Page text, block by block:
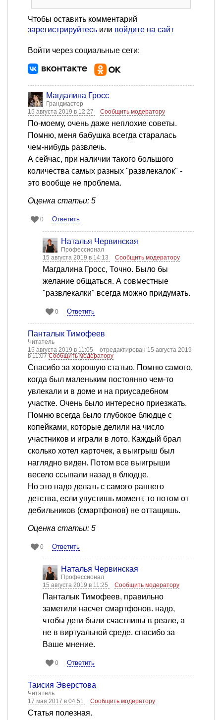
Чтобы оставить комментарий
зарегистрируйтесь или войдите на сайт
Войти через социальные сети:
Магдалина Гросс
Грандмастер
15 августа 2019 в 12:27
Сообщить модератору
По-моему, очень даже неплохие советы.
Помню, меня бабушка всегда старалась
чем-нибудь развлечь.
А сейчас, при наличии такого большого
количества самых разных "развлекалок" -
это вообще не проблема.
Оценка статьи: 5
0 Ответить
Наталья Червинская
Профессионал
15 августа 2019 в 14:13
Сообщить модератору
Магдалина Гросс, Точно. Было бы
желание общаться. А совместные
"развлекалки" всегда можно придумать.
0 Ответить
Панталык Тимофеев
Читатель
15 августа 2019 в 11:05
отредактирован 15 августа 2019
в 11:07Сообщить модератору
Спасибо за хорошую статью. Помню самого,
когда был маленьким постоянно чем-то
увлекали и в доме и на приусадебном
участке. Очень было интересно приезжать.
Помню всегда было глубокое блюдце с
копейками, которые делили на число
участников и играли в лото. Каждый брал
сколько хотел карточек, а выигрыш был
наглядно виден. Потом все выигрыши
весело ссыпали назад в блюдце.
Но это надо делать с самого раннего
детства, если упустишь момент, то потом от
дебильников (смартфонов) не оттащишь.
Оценка статьи: 5
0 Ответить
Наталья Червинская
Профессионал
15 августа 2019 в 11:25
Сообщить модератору
Панталык Тимофеев, правильно
заметили насчет смартфонов. надо,
чтобы дети были счастливы в реале, а
не в виртуальной среде. спасибо за
Ваше мнение.
0 Ответить
Таисия Эверстова
Читатель
17 мая 2017 в 04:51
Сообщить модератору
Статья полезная.